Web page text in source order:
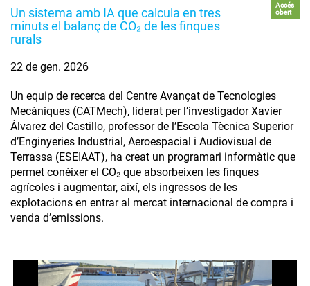
Un sistema amb IA que calcula en tres
minuts el balanç de CO₂ de les finques
rurals
Accés
obert
22 de gen. 2026
Un equip de recerca del Centre Avançat de Tecnologies
Mecàniques (CATMech), liderat per l’investigador Xavier
Álvarez del Castillo, professor de l’Escola Tècnica Superior
d’Enginyeries Industrial, Aeroespacial i Audiovisual de
Terrassa (ESEIAAT), ha creat un programari informàtic que
permet conèixer el CO₂ que absorbeixen les finques
agrícoles i augmentar, així, els ingressos de les
explotacions en entrar al mercat internacional de compra i
venda d’emissions.